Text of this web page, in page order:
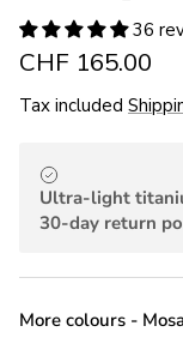
36
CHF 165.00
Tax included
Ultra-light
30-day return
More colours -